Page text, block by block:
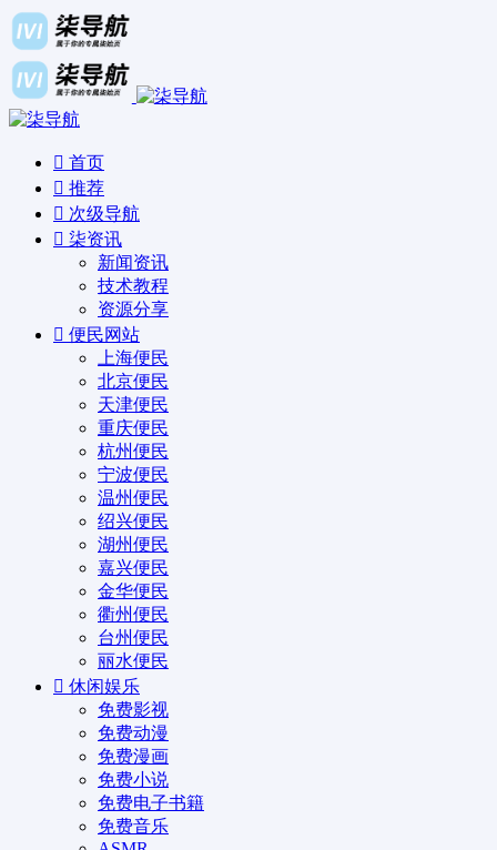
首页
推荐
次级导航
柒资讯
新闻资讯
技术教程
资源分享
便民网站
上海便民
北京便民
天津便民
重庆便民
杭州便民
宁波便民
温州便民
绍兴便民
湖州便民
嘉兴便民
金华便民
衢州便民
台州便民
丽水便民
休闲娱乐
免费影视
免费动漫
免费漫画
免费小说
免费电子书籍
免费音乐